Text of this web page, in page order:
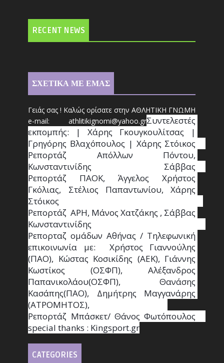
RECENT NEWS
ΣΧΕΤΙΚΑ ΜΕ ΕΜΑΣ
Γειάς σας ! Καλώς ορίσατε στην ΑΘΛΗΤΙΚΗ ΓΝΩΜΗ
e-mail: athlitikignomi@yahoo.grΣυντελεστές
εκπομπής: | Χάρης Γκουγκουλίτσας |
Γρηγόρης Βλαχόπουλος | Χάρης Στόικος
Ρεπορτάζ Απόλλων Πόντου,
Κωνσταντινίδης   Σάββας
Ρεπορτάζ ΠΑΟΚ, Άγγελος Χρήστος
Γκόλιας, Στέλιος Παπαντωνίου, Χάρης
Στόικος
Ρεπορτάζ  ΑΡΗ, Μάνος Χατζάκης , Σάββας
Κωνσταντινίδης
Ρεπορταζ ομάδων Αθήνας / Τηλεφωνική
επικοινωνία με:  Χρήστος Γιαννούλης
(ΠΑΟ), Κώστας Κοσικίδης (ΑΕΚ), Γιάννης
Κωστίκος (ΟΣΦΠ), Αλέξανδρος
Παπανικολάου(ΟΣΦΠ), Θανάσης
Κασάπης(ΠΑΟ), Δημήτρης Μαγγανάρης
(ΑΤΡΟΜΗΤΟΣ),
Ρεπορτάζ Μπάσκετ/ Θάνος Φωτόπουλος
special thanks : Κingsport.gr
CATEGORIES